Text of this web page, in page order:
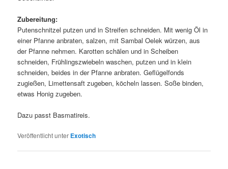
Zubereitung:
Putenschnitzel putzen und in Streifen schneiden. Mit wenig Öl in
einer Pfanne anbraten, salzen, mit Sambal Oelek würzen, aus
der Pfanne nehmen. Karotten schälen und in Scheiben
schneiden, Frühlingszwiebeln waschen, putzen und in klein
schneiden, beides in der Pfanne anbraten. Geflügelfonds
zugießen, Limettensaft zugeben, köcheln lassen. Soße binden,
etwas Honig zugeben.
Dazu passt Basmatireis.
Veröffentlicht unter Exotisch